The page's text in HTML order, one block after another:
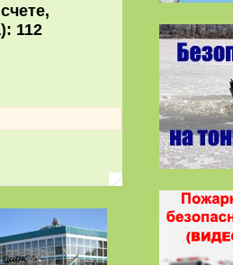
счете,
112